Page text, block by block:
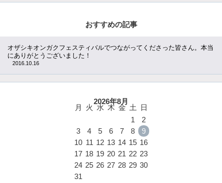
おすすめの記事
オザシキオンガクフェスティバルでつながってくださった皆さん。本当
にありがとうございました！
2016.10.16
2026年8月
月 火 水 木 金 土
日
1
2
3
4 5 6 7 8
9
10 11 12 13 14 15 16
17 18 19 20 21 22 23
24 25 26 27 28 29 30
31